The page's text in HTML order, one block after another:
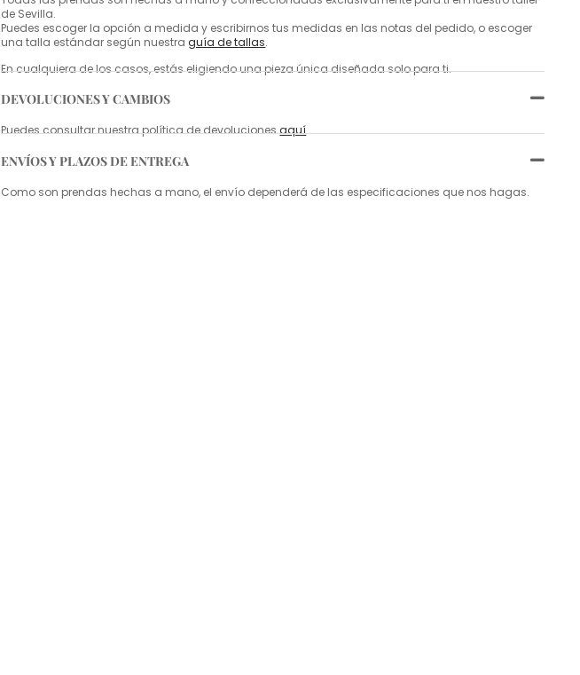
de Sevilla.
Puedes escoger la opción a medida y escribirnos tus medidas en las notas del pedido, o escoger
una talla estándar según nuestraguía de tallas.
En cualquiera de los casos, estás eligiendo una pieza única diseñada solo para ti.
DEVOLUCIONES Y CAMBIOS
Puedes consultar nuestra política de devolucionesaquí.
ENVÍOS Y PLAZOS DE ENTREGA
Como son prendas hechas a mano, el envío dependerá de las especificaciones que nos hagas.